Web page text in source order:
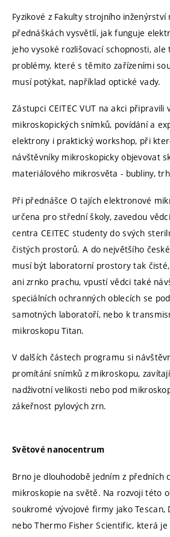
Fyzikové z Fakulty strojního inženýrství
přednáškách vysvětlí, jak funguje
jeho vysoké rozlišovací schopnosti,
problémy, které s těmito zařízeními
musí potýkat, například optické vady.
Zástupci CEITEC VUT na akci připravili
mikroskopických snímků, povídání a
elektrony i praktický workshop, při
návštěvníky mikroskopicky objevovat
materiálového mikrosvěta - bubliny,
Při přednášce O tajích elektronové
určena pro střední školy, zavedou
centra CEITEC studenty do svých
čistých prostorů. A do největšího
musí být laboratorní prostory tak
ani zrnko prachu, vpustí vědci také
speciálních ochranných oblecích se
samotných laboratoří, nebo k
mikroskopu Titan.
V dalších částech programu si
promítání snímků z mikroskopu,
nadživotní velikosti nebo pod
zákeřnost pylových zrn.
Světové nanocentrum
Brno je dlouhodobě jedním z předních
mikroskopie na světě. Na rozvoji této
soukromé vývojové firmy jako Tescan,
nebo Thermo Fisher Scientific, která